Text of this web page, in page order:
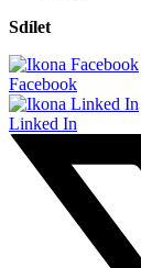
Sdílet
Facebook
Linked In